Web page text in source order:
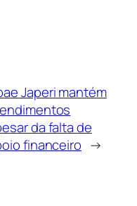
Japeri mantém
da falta de
financeiro →